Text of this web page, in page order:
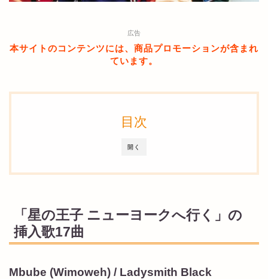
広告
本サイトのコンテンツには、商品プロモーションが含まれ
ています。
開く
目次
「星の王子 ニューヨークへ行く」の
挿入歌17曲
Mbube (Wimoweh) / Ladysmith Black